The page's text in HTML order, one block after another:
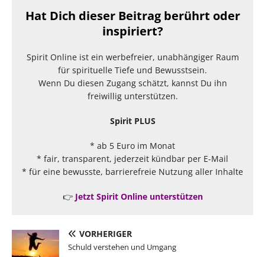
Hat Dich dieser Beitrag berührt oder
inspiriert?
Spirit Online ist ein werbefreier, unabhängiger Raum
für spirituelle Tiefe und Bewusstsein.
Wenn Du diesen Zugang schätzt, kannst Du ihn
freiwillig unterstützen.
Spirit PLUS
* ab 5 Euro im Monat
* fair, transparent, jederzeit kündbar per E-Mail
* für eine bewusste, barrierefreie Nutzung aller Inhalte
👉 Jetzt Spirit Online unterstützen
VORHERIGER
Schuld verstehen und Umgang